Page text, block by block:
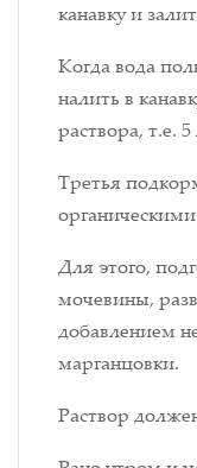
канавку и
Когда вода
налить в
раствора, т.е.
Третья
Для этого,
мочевины,
добавлением
марганцовки.
Раствор